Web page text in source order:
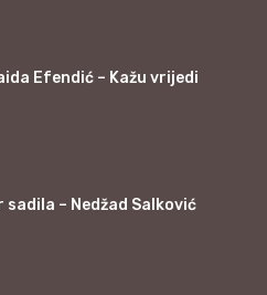
Efendić – Kažu vrijedi
sadila – Nedžad Salković